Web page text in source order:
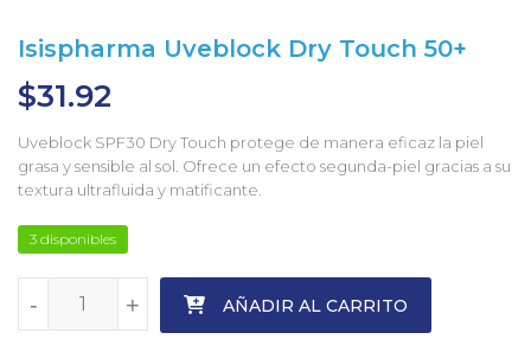
Isispharma Uveblock Dry Touch 50+
$31.92
Uveblock SPF30 Dry Touch protege de manera eficaz la piel
grasa y sensible al sol. Ofrece un efecto segunda-piel gracias a su
textura ultrafluida y matificante.
3 disponibles
+
- +
- AÑADIR AL CARRITO